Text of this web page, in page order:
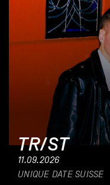
TR/ST
11.09.2026
UNIQUE DATE SUISSE